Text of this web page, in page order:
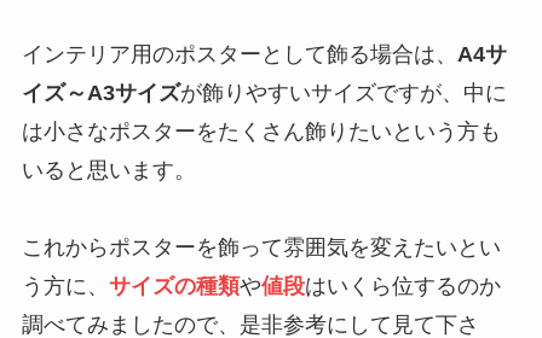
インテリア用のポスターとして飾る場合は、 A4サ
イズ～A3サイズが飾りやすいサイズですが、中に
は小さなポスターをたくさん飾りたいという方も
いると思います。
これからポスターを飾って雰囲気を変えたいとい
う方に、 サイズの種類や値段はいくら位するのか
調べてみましたので、是非参考にして見て下さ